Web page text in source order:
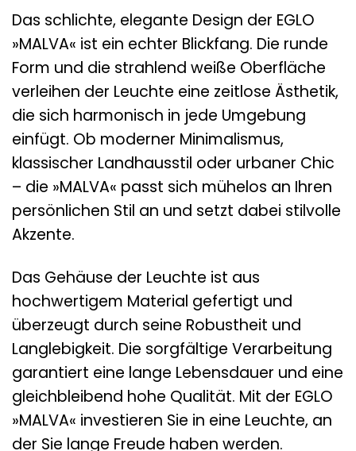
Das schlichte, elegante Design der EGLO
»MALVA« ist ein echter Blickfang. Die runde
Form und die strahlend weiße Oberfläche
verleihen der Leuchte eine zeitlose Ästhetik,
die sich harmonisch in jede Umgebung
einfügt. Ob moderner Minimalismus,
klassischer Landhausstil oder urbaner Chic
– die »MALVA« passt sich mühelos an Ihren
persönlichen Stil an und setzt dabei stilvolle
Akzente.
Das Gehäuse der Leuchte ist aus
hochwertigem Material gefertigt und
überzeugt durch seine Robustheit und
Langlebigkeit. Die sorgfältige Verarbeitung
garantiert eine lange Lebensdauer und eine
gleichbleibend hohe Qualität. Mit der EGLO
»MALVA« investieren Sie in eine Leuchte, an
der Sie lange Freude haben werden.